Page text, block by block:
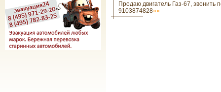
Продаю двигатель Газ-67, звонить
9103874828»»